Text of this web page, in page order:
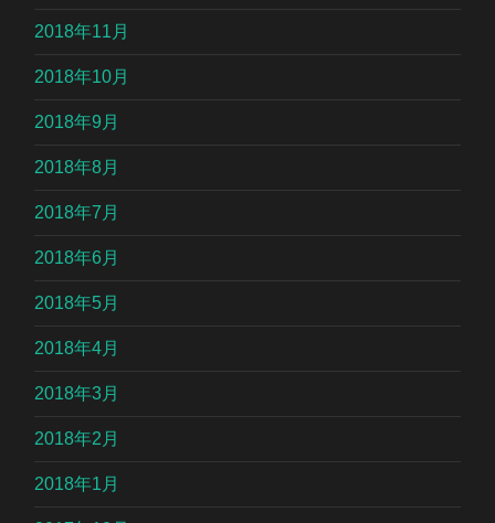
2018年11月
2018年10月
2018年9月
2018年8月
2018年7月
2018年6月
2018年5月
2018年4月
2018年3月
2018年2月
2018年1月